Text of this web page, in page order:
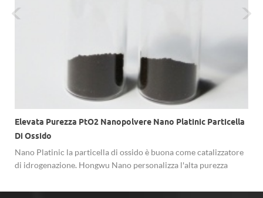
Elevata Purezza PtO2 Nanopolvere Nano Platinic Particella
Di Ossido
Nano Platinic la particella di ossido è buona come catalizzatore
di idrogenazione. Hongwu Nano personalizza l'alta purezza
purezza.